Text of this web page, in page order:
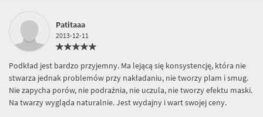
Patitaaa
2013-12-11
Podkład jest bardzo przyjemny. Ma lejącą się konsystencję, która nie
stwarza jednak problemów przy nakładaniu, nie tworzy plam i smug.
Nie zapycha porów, nie podrażnia, nie uczula, nie tworzy efektu maski.
Na twarzy wygląda naturalnie. Jest wydajny i wart swojej ceny.